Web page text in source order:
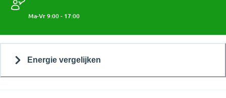
Ma-Vr 9:00 - 17:00
Energie vergelijken